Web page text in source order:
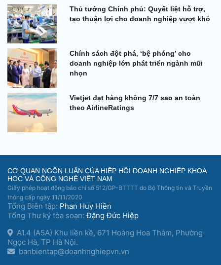
Thủ tướng Chính phủ: Quyết liệt hỗ trợ,
tạo thuận lợi cho doanh nghiệp vượt khó
Chính sách đột phá, ‘bệ phóng’ cho
doanh nghiệp lớn phát triển ngành mũi
nhọn
Vietjet đạt hàng không 7/7 sao an toàn
theo AirlineRatings
CƠ QUAN NGÔN LUẬN CỦA HIỆP HỘI DOANH NGHIỆP KHOA
HỌC VÀ CÔNG NGHỆ VIỆT NAM
Giấy phép hoạt động báo chí số 512/GP-BTTTT do Bộ Thông tin và Truyền
thông cấp ngày 11/11/2020
Tổng Biên tập: Phan Huy Hiền
Tổng Thư ký tòa soạn:Đặng Đức Hiệp
A1.4 (A5A) Khu liền kề, 671 Hoàng Hoa Thám, Phường
Ngọc Hà, TP Hà Nội.
banbientap@doanhnghiepvn.vn